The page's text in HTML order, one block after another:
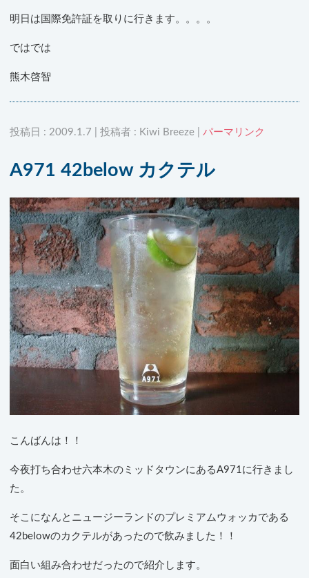
明日は国際免許証を取りに行きます。。。。
ではでは
熊木啓智
投稿日 : 2009.1.7 | 投稿者 : Kiwi Breeze | パーマリンク
A971 42below カクテル
こんばんは！！
今夜打ち合わせ六本木のミッドタウンにあるA971に行きまし
た。
そこになんとニュージーランドのプレミアムウォッカである
42belowのカクテルがあったので飲みました！！
面白い組み合わせだったので紹介します。